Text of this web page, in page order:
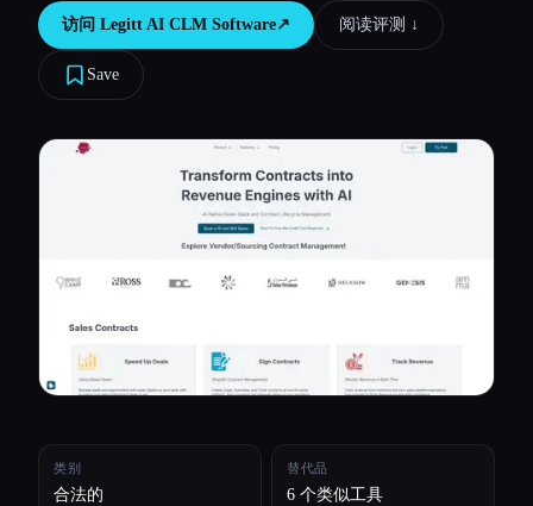
关于
访问 Legitt AI CLM Software↗︎ 阅读评测 ↓︎
Save
类别
合法的
替代品
6 个类似工具